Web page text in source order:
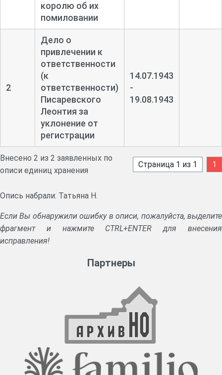
королю об их
помиловании
2
Дело о
привлечении к
ответственности
(к
ответственности)
Писаревского
Леонтия за
уклонение от
регистрации
14.07.1943
-
19.08.1943
Внесено 2 из 2 заявленных по
описи единиц хранения
Страница 1 из 1 1
Опись набрали: Татьяна Н.
Если Вы обнаружили ошибку в описи, пожалуйста, выделите
фрагмент и нажмите CTRL+ENTER для внесения
исправления!
Партнеры